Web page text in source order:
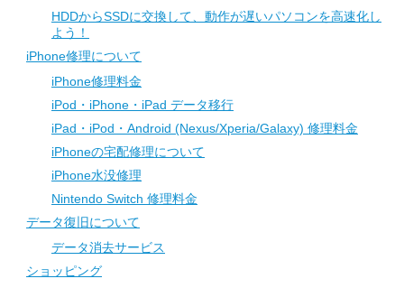
HDDからSSDに交換して、動作が遅いパソコンを高速化し
よう！
iPhone修理について
iPhone修理料金
iPod・iPhone・iPad データ移行
iPad・iPod・Android (Nexus/Xperia/Galaxy) 修理料金
iPhoneの宅配修理について
iPhone水没修理
Nintendo Switch 修理料金
データ復旧について
データ消去サービス
ショッピング